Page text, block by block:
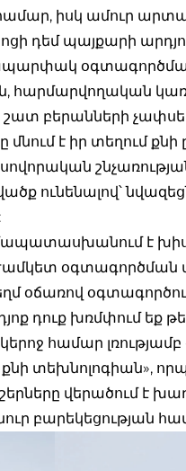
իսկ ամուր
դեմ պայքարի
հարմարվողական
բերանների
է իր տեղում քնի
ունենալով՝
է
օգտագործման
օճառով
դուք խռմփում եք
համար
տեխնոլոգիան»,
վերածում է
բարեկեցության